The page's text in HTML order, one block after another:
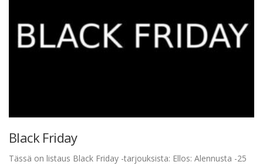
Black Friday
Tässä on listaus Black Friday -tarjouksista: Ellos: Alennusta -25